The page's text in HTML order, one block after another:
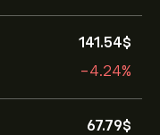
141.54‎$‎
-4.24%
67.79‎$‎